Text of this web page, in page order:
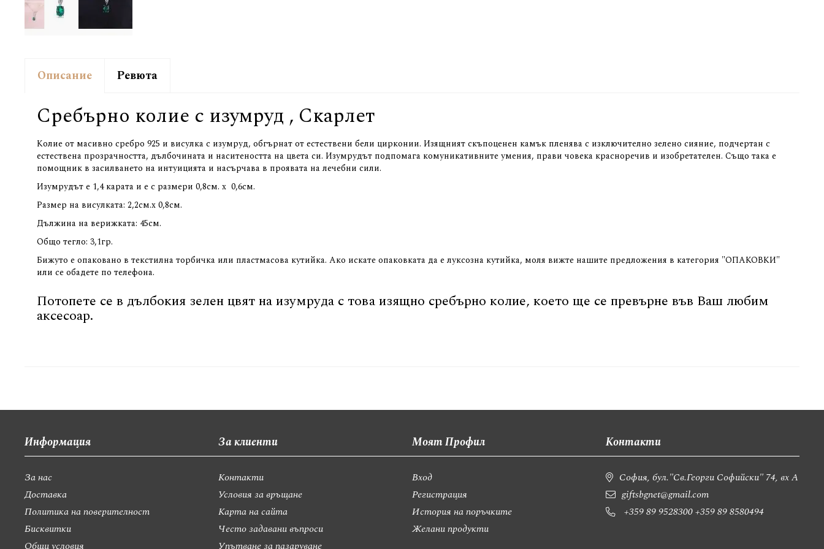
Описание
Сребърно колие с изумруд , Скарлет
Колие от масивно сребро 925 и висулка с изумруд, обгърнат от естествени бели цирконии. Изящният скъпоценен камък пленява с изключително зелено сияние, подчертан с
естествена прозрачността, дълбочината и наситеността на цвета си. Изумрудът подпомага комуникативните умения, прави човека красноречив и изобретателен. Също така е
помощник в засилването на интуицията и насърчава в проявата на лечебни сили.
Изумрудът е 1,4 карата и е с размери 0,8см. х 0,6см.
Размер на висулката: 2,2см.х 0,8см.
Дължина на верижката: 45см.
Общо тегло: 3,1гр.
Бижуто е опаковано в текстилна торбичка или пластмасова кутийка. Ако искате опаковката да е луксозна кутийка, моля вижте нашите предложения в категория "ОПАКОВКИ"
или се обадете по телефона.
Потопете се в дълбокия зелен цвят на изумруда с това изящно сребърно колие, което ще се превърне във Ваш любим
аксесоар.
Ревюта
Информация
За нас
Доставка
Политика на поверителност
Бисквитки
Общи условия
За клиенти
Контакти
Условия за връщане
Карта на сайта
Често задавани въпроси
Упътване за пазаруване
Моят Профил
Вход
Регистрация
История на поръчките
Желани продукти
Контакти
София, бул."Св.Георги Софийски" 74, вх А
giftsbgnet@gmail.com
+359 89 9528300+359 89 8580494